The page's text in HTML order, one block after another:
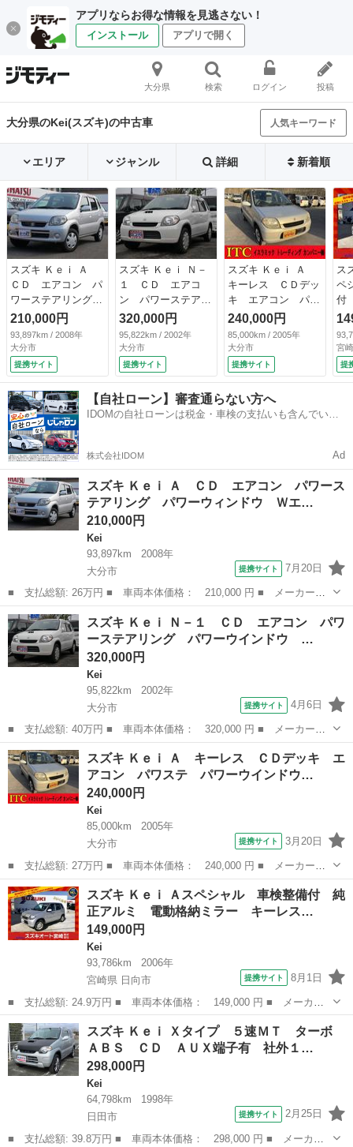
アプリならお得な情報を見逃さない！
インストール アプリで開く
大分県 検索 ログイン 投稿
大分県のKei(スズキ)の中古車 人気キーワード
エリア ジャンル 詳細 新着順
スズキ Ｋｅｉ Ａ
ＣＤ エアコン パ
ワーステアリング
パワーウィンドウ
Ｗエアバッグ 電動
格納ミラー プライ
バシーガラス 記録
簿 （検9.7）
210,000円
93,897km / 2008年
大分市
提携サイト
スズキ Ｋｅｉ Ｎ－
１ ＣＤ エアコ
ン パワーステアリ
ング パワーウイン
ドウ Ｗエアバッ
グ 電動格納ミラ
ー キーレスエント
リー （車検整備
付）
320,000円
95,822km / 2002年
大分市
提携サイト
スズキ Ｋｅｉ Ａ
キーレス ＣＤデッ
キ エアコン パワ
ステ パワーウイン
ドウ Ｗエアバッグ
（車検整備付）
240,000円
85,000km / 2005年
大分市
提携サイト
ス
ペ
付
動
レ
ィ
宮
提
【自社ローン】審査通らない方へ
IDOMの自社ローンは税金・車検の支払いも含んでいる
株式会社IDOM Ad
スズキ Ｋｅｉ Ａ ＣＤ エアコン パワース
テアリング パワーウィンドウ Ｗエ…
210,000円
Kei
93,897km
2008年
大分市
提携サイト 7月20日
■ 支払総額: 26万円 ■ 車両本体価格： 210,000 円 ■ メーカー
名： スズキ ■ 車種名： Ｋｅｉ ■ グレード名： Ａ ＣＤ エ
アコン パワーステアリング パワーウィンドウ Ｗエアバッグ 電
動格納ミラー プ...
大分 大分市 Kei
スズキ Ｋｅｉ Ｎ－１ ＣＤ エアコン パワ
ーステアリング パワーウインドウ …
320,000円
Kei
95,822km
2002年
大分市
提携サイト 4月6日
■ 支払総額: 40万円 ■ 車両本体価格： 320,000 円 ■ メーカー
名： スズキ ■ 車種名： Ｋｅｉ ■ グレード名： Ｎ－１ Ｃ
Ｄ エアコン パワーステアリング パワーウインドウ Ｗエアバッ
グ 電動格納ミラー...
大分 大分市 Kei
スズキ Ｋｅｉ Ａ キーレス ＣＤデッキ エ
アコン パワステ パワーウインドウ…
240,000円
Kei
85,000km
2005年
大分市
提携サイト 3月20日
■ 支払総額: 27万円 ■ 車両本体価格： 240,000 円 ■ メーカー
名： スズキ ■ 車種名： Ｋｅｉ ■ グレード名： Ａ キーレ
ス ＣＤデッキ エアコン パワステ パワーウインドウ Ｗエアバ
ッグ ■ 排気量：...
大分 大分市 Kei
スズキ Ｋｅｉ Ａスペシャル 車検整備付 純
正アルミ 電動格納ミラー キーレス…
149,000円
Kei
93,786km
2006年
宮崎県 日向市
提携サイト 8月1日
■ 支払総額: 24.9万円 ■ 車両本体価格： 149,000 円 ■ メーカー
名： スズキ ■ 車種名： Ｋｅｉ ■ グレード名： Ａスペシャ
ル 車検整備付 純正アルミ 電動格納ミラー キーレス 衝突安全
ボディ ■ 排...
宮崎 日向市 Kei
スズキ Ｋｅｉ Ｘタイプ ５速ＭＴ ターボ
ＡＢＳ ＣＤ ＡＵＸ端子有 社外１…
298,000円
Kei
64,798km
1998年
日田市
提携サイト 2月25日
■ 支払総額: 39.8万円 ■ 車両本体価格： 298,000 円 ■ メーカー